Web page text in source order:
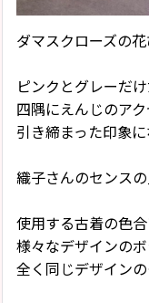
ダマスクローズの花
ピンクとグレーだ
四隅にえんじのア
引き締まった印象に
織子さんのセンスの
使用する古着の色合
様々なデザインのボ
全く同じデザインの